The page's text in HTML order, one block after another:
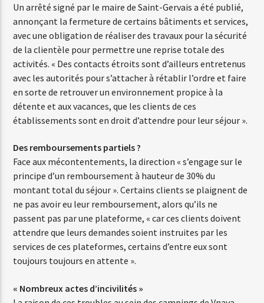
Un arrêté signé par le maire de Saint-Gervais a été publié,
annonçant la fermeture de certains bâtiments et services,
avec une obligation de réaliser des travaux pour la sécurité
de la clientèle pour permettre une reprise totale des
activités. « Des contacts étroits sont d’ailleurs entretenus
avec les autorités pour s’attacher à rétablir l’ordre et faire
en sorte de retrouver un environnement propice à la
détente et aux vacances, que les clients de ces
établissements sont en droit d’attendre pour leur séjour ».
Des remboursements partiels ?
Face aux mécontentements, la direction « s’engage sur le
principe d’un remboursement à hauteur de 30% du
montant total du séjour ». Certains clients se plaignent de
ne pas avoir eu leur remboursement, alors qu’ils ne
passent pas par une plateforme, « car ces clients doivent
attendre que leurs demandes soient instruites par les
services de ces plateformes, certains d’entre eux sont
toujours toujours en attente ».
« Nombreux actes d’incivilités »